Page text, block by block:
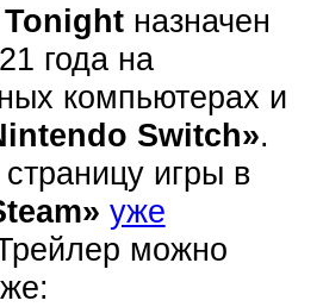
назначен
года на
компьютерах и
Switch».
игры в
уже
можно